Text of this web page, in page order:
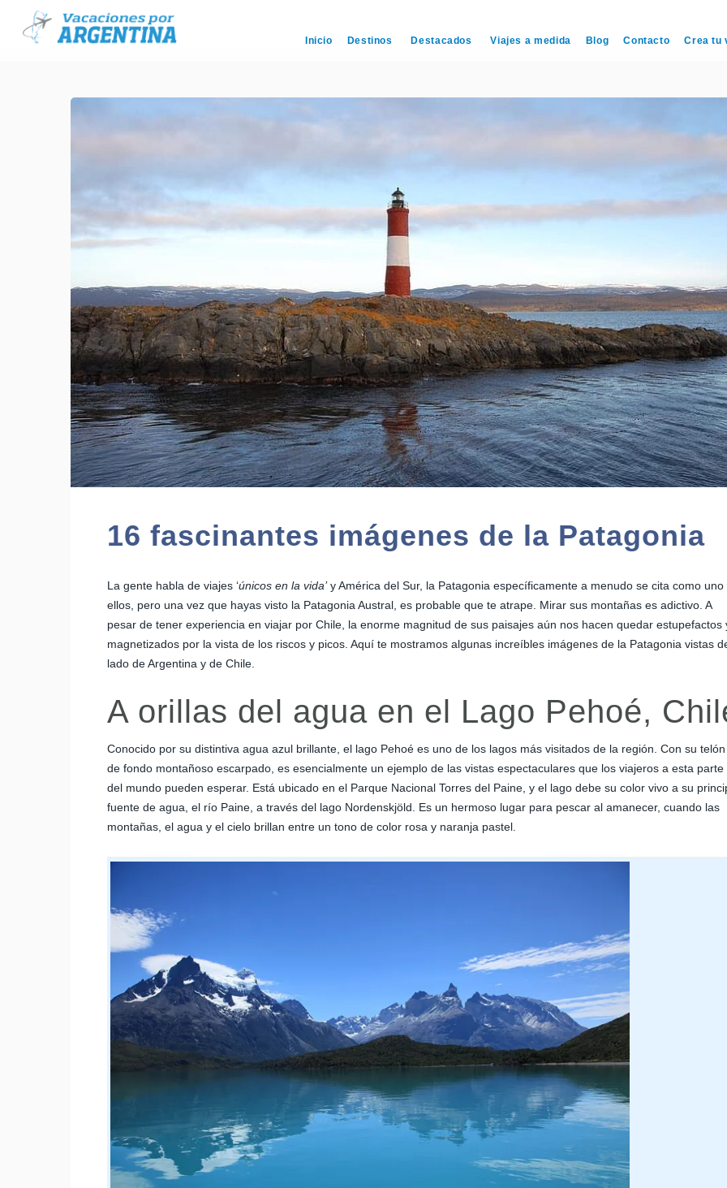
Inicio Destinos Destacados Viajes a medida Blog Contacto Crea tu
16 fascinantes imágenes de la Patagonia
La gente habla de viajes ‘únicos en la vida’y América del Sur, la Patagonia específicamente a menudo se cita como uno
ellos, pero una vez que hayas visto la Patagonia Austral, es probable que te atrape. Mirar sus montañas es adictivo. A
pesar de tener experiencia en viajar por Chile, la enorme magnitud de sus paisajes aún nos hacen quedar estupefactos
magnetizados por la vista de los riscos y picos. Aquí te mostramos algunas increíbles imágenes de la Patagonia vistas
lado de Argentina y de Chile.
A orillas del agua en el Lago Pehoé,
Conocido por su distintiva agua azul brillante, el lago Pehoé es uno de los lagos más visitados de la región. Con su telón
de fondo montañoso escarpado, es esencialmente un ejemplo de las vistas espectaculares que los viajeros a esta parte
del mundo pueden esperar. Está ubicado en el Parque Nacional Torres del Paine, y el lago debe su color vivo a su
fuente de agua, el río Paine, a través del lago Nordenskjöld. Es un hermoso lugar para pescar al amanecer, cuando las
montañas, el agua y el cielo brillan entre un tono de color rosa y naranja pastel.